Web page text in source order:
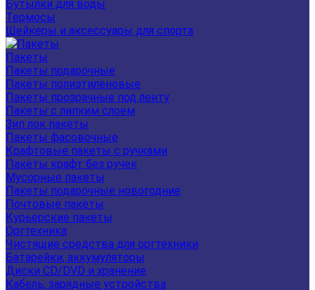
Бутылки для воды
Термосы
Шейкеры и аксессуары для спорта
Пакеты
Пакеты подарочные
Пакеты полиэтиленовые
Пакеты прозрачные под ленту
Пакеты с липким слоем
Зип лок пакеты
Пакеты фасовочные
Крафтовые пакеты с ручками
Пакеты крафт без ручек
Мусорные пакеты
Пакеты подарочные новогодние
Почтовые пакеты
Курьерские пакеты
Оргтехника
Чистящие средства для оргтехники
Батарейки, аккумуляторы
Диски CD/DVD и хранение
Кабель, зарядные устройства